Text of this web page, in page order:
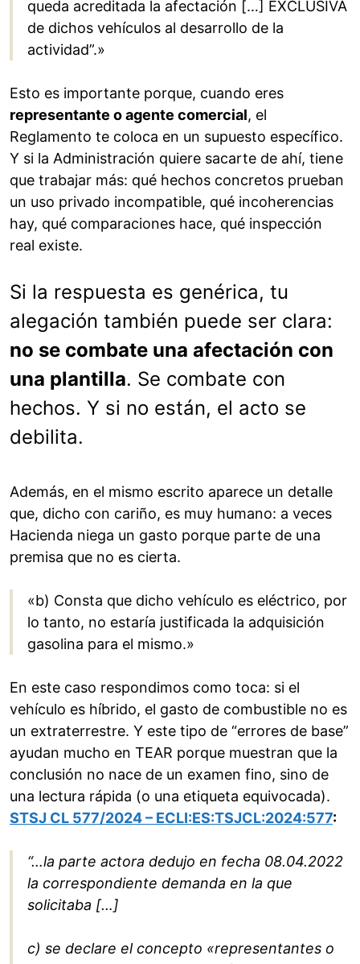
queda acreditada la afectación […] EXCLUSIVA
de dichos vehículos al desarrollo de la
actividad”.»
Esto es importante porque, cuando eres
representante o agente comercial, el
Reglamento te coloca en un supuesto específico.
Y si la Administración quiere sacarte de ahí, tiene
que trabajar más: qué hechos concretos prueban
un uso privado incompatible, qué incoherencias
hay, qué comparaciones hace, qué inspección
real existe.
Si la respuesta es genérica, tu
alegación también puede ser clara:
no se combate una afectación con
una plantilla. Se combate con
hechos. Y si no están, el acto se
debilita.
Además, en el mismo escrito aparece un detalle
que, dicho con cariño, es muy humano: a veces
Hacienda niega un gasto porque parte de una
premisa que no es cierta.
«b) Consta que dicho vehículo es eléctrico, por
lo tanto, no estaría justificada la adquisición
gasolina para el mismo.»
En este caso respondimos como toca: si el
vehículo es híbrido, el gasto de combustible no es
un extraterrestre. Y este tipo de “errores de base”
ayudan mucho en TEAR porque muestran que la
conclusión no nace de un examen fino, sino de
una lectura rápida (o una etiqueta equivocada).
STSJ CL 577/2024 – ECLI:ES:TSJCL:2024:577:
“…la parte actora dedujo en fecha 08.04.2022
la correspondiente demanda en la que
solicitaba […]
c) se declare el concepto «representantes o